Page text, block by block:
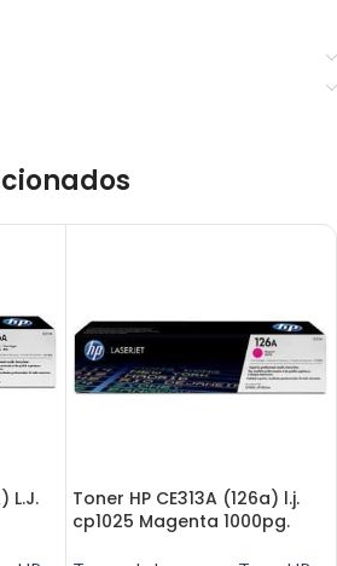
L.J.
Toner HP CE313A (126a) l.j.
cp1025 Magenta 1000pg.